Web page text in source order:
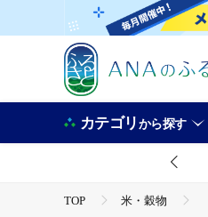
カテゴリから探す
TOP 米・穀物